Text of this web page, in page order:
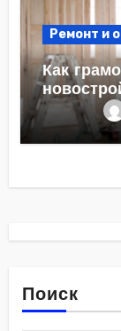
Ремонт и
Как
Поиск